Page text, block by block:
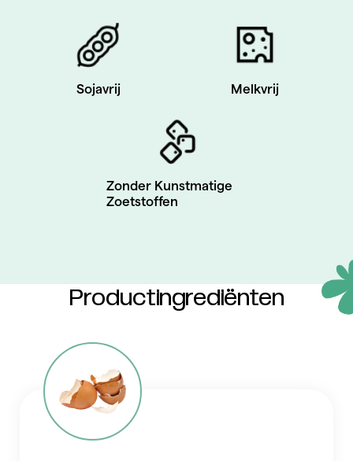
Sojavrij Melkvrij
Zonder Kunstmatige
Zoetstoffen
Productingrediënten